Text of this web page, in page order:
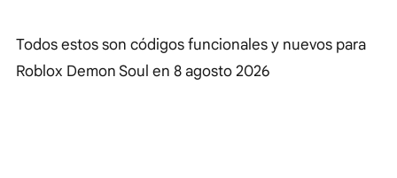
Todos estos son códigos funcionales y nuevos para
Roblox Demon Soul en 8 agosto 2026